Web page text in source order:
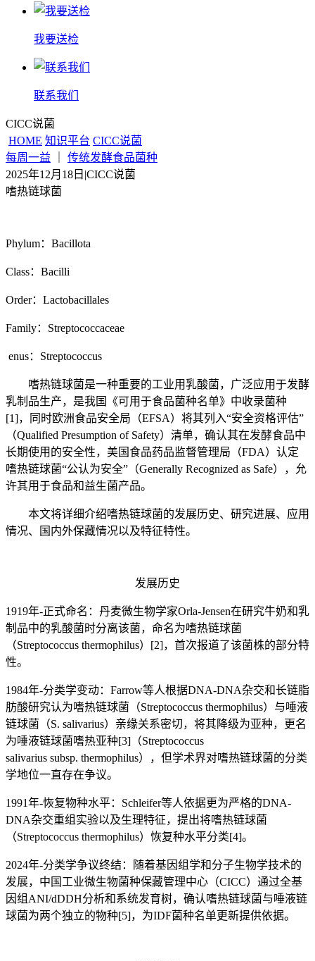
我要送检
联系我们
CICC说菌
HOME 知识平台 CICC说菌
每周一益
传统发酵食品菌种
2025年12月18日 |CICC说菌
嗜热链球菌
Phylum：Bacillota
Class：Bacilli
Order：Lactobacillales
Family：Streptococcaceae
enus：Streptococcus
嗜热链球菌是一种重要的工业用乳酸菌，广泛应用于发酵
乳制品生产，是我国《可用于食品菌种名单》中收录菌种
[1]，同时欧洲食品安全局（EFSA）将其列入“安全资格评估”
（Qualified Presumption of Safety）清单，确认其在发酵食品中
长期使用的安全性，美国食品药品监督管理局（FDA）认定
嗜热链球菌“公认为安全”（Generally Recognized as Safe），允
许其用于食品和益生菌产品。
本文将详细介绍嗜热链球菌的发展历史、研究进展、应用
情况、国内外保藏情况以及特征特性。
发展历史
1919年-正式命名：丹麦微生物学家Orla-Jensen在研究牛奶和乳
制品中的乳酸菌时分离该菌，命名为嗜热链球菌
（Streptococcus thermophilus）[2]，首次报道了该菌株的部分特
性。
1984年-分类学变动：Farrow等人根据DNA-DNA杂交和长链脂
肪酸研究认为嗜热链球菌（Streptococcus thermophilus）与唾液
链球菌（S. salivarius）亲缘关系密切，将其降级为亚种，更名
为唾液链球菌嗜热亚种[3]（Streptococcus
salivarius subsp. thermophilus），但学术界对嗜热链球菌的分类
学地位一直存在争议。
1991年-恢复物种水平：Schleifer等人依据更为严格的DNA-
DNA杂交重组实验以及生理特征，提出将嗜热链球菌
（Streptococcus thermophilus）恢复种水平分类[4]。
2024年-分类学争议终结：随着基因组学和分子生物学技术的
发展，中国工业微生物菌种保藏管理中心（CICC）通过全基
因组ANI/dDDH分析和系统发育树，确认嗜热链球菌与唾液链
球菌为两个独立的物种[5]，为IDF菌种名单更新提供依据。